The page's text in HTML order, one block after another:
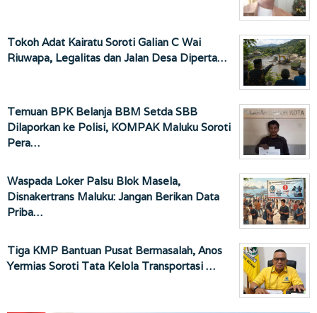
Tokoh Adat Kairatu Soroti Galian C Wai
Riuwapa, Legalitas dan Jalan Desa Diperta…
Temuan BPK Belanja BBM Setda SBB
Dilaporkan ke Polisi, KOMPAK Maluku Soroti
Pera…
Waspada Loker Palsu Blok Masela,
Disnakertrans Maluku: Jangan Berikan Data
Priba…
Tiga KMP Bantuan Pusat Bermasalah, Anos
Yermias Soroti Tata Kelola Transportasi …